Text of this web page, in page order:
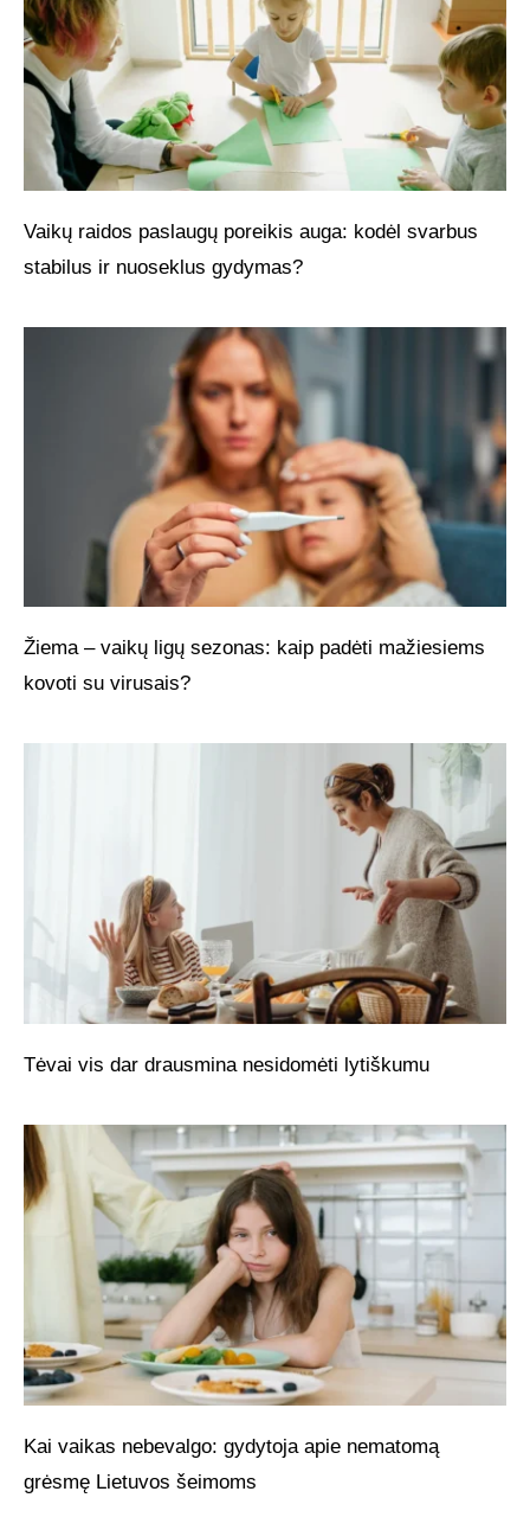
Vaikų raidos paslaugų poreikis auga: kodėl svarbus
stabilus ir nuoseklus gydymas?
Žiema – vaikų ligų sezonas: kaip padėti mažiesiems
kovoti su virusais?
Tėvai vis dar drausmina nesidomėti lytiškumu
Kai vaikas nebevalgo: gydytoja apie nematomą
grėsmę Lietuvos šeimoms